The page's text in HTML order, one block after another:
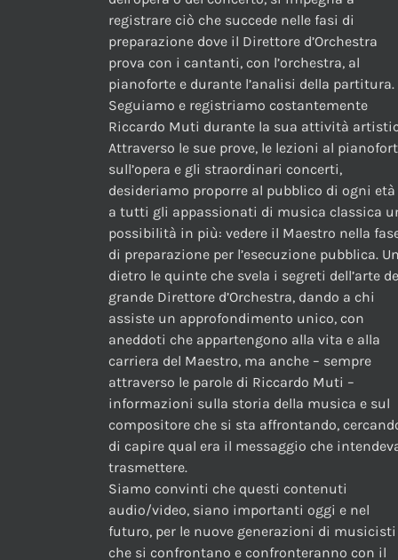
registrare ciò che succede nelle fasi di
preparazione dove il Direttore d’Orchestra
prova con i cantanti, con l’orchestra, al
pianoforte e durante l’analisi della partitura.
Seguiamo e registriamo costantemente
Riccardo Muti durante la sua attività
Attraverso le sue prove, le lezioni al
sull’opera e gli straordinari concerti,
desideriamo proporre al pubblico di ogni età
a tutti gli appassionati di musica classica
possibilità in più: vedere il Maestro nella
di preparazione per l’esecuzione pubblica. Un
dietro le quinte che svela i segreti dell’arte
grande Direttore d’Orchestra, dando a chi
assiste un approfondimento unico, con
aneddoti che appartengono alla vita e alla
carriera del Maestro, ma anche – sempre
attraverso le parole di Riccardo Muti –
informazioni sulla storia della musica e sul
compositore che si sta affrontando,
di capire qual era il messaggio che
trasmettere.
Siamo convinti che questi contenuti
audio/video, siano importanti oggi e nel
futuro, per le nuove generazioni di musicisti
che si confrontano e confronteranno con il